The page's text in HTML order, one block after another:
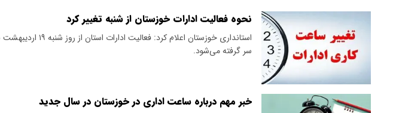
نحوه فعالیت ادارات خوزستان از شنبه تغییر کرد
سر گرفته می‌شود.
خبر مهم درباره ساعت اداری در خوزستان در سال جدید